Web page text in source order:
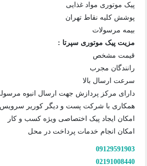
پیک موتوری مواد غذایی
پوشش کلیه نقاط تهران
بیمه مرسولات
مزیت پیک موتوری سپرتا :
قیمت مشخص
رانندگان مجرب
سرعت ارسال بالا
دارای مرکز پردازش جهت ارسال انبوه
همکاری با شرکت پست و دیگر کوریر سرویس
امکان ایجاد پیک اختصاصی ویژه کسب و کار
امکان انجام خدمات پرداخت در محل
09129591903
02191008440